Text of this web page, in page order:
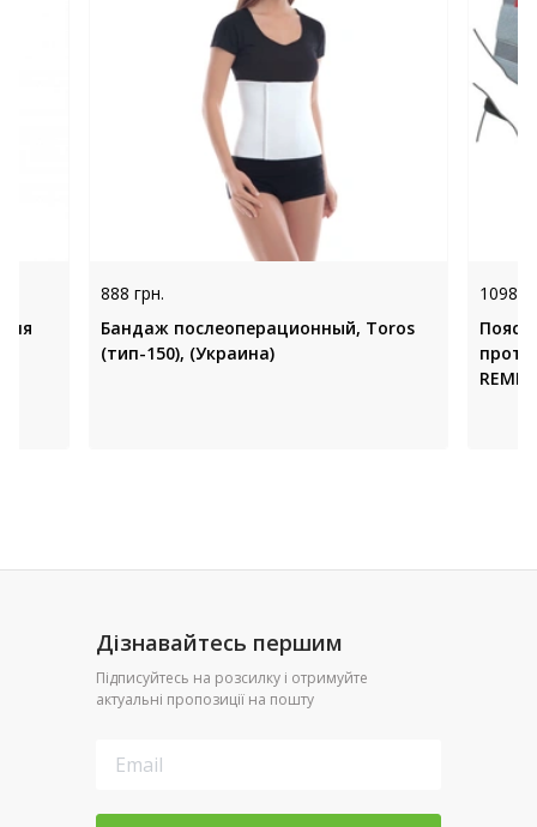
888 грн.
Бандаж послеоперационный, Toros
(тип-150), (Украина)
1098
Пояс
Дізнавайтесь першим
Підписуйтесь на розсилку і отримуйте
актуальні пропозиції на пошту